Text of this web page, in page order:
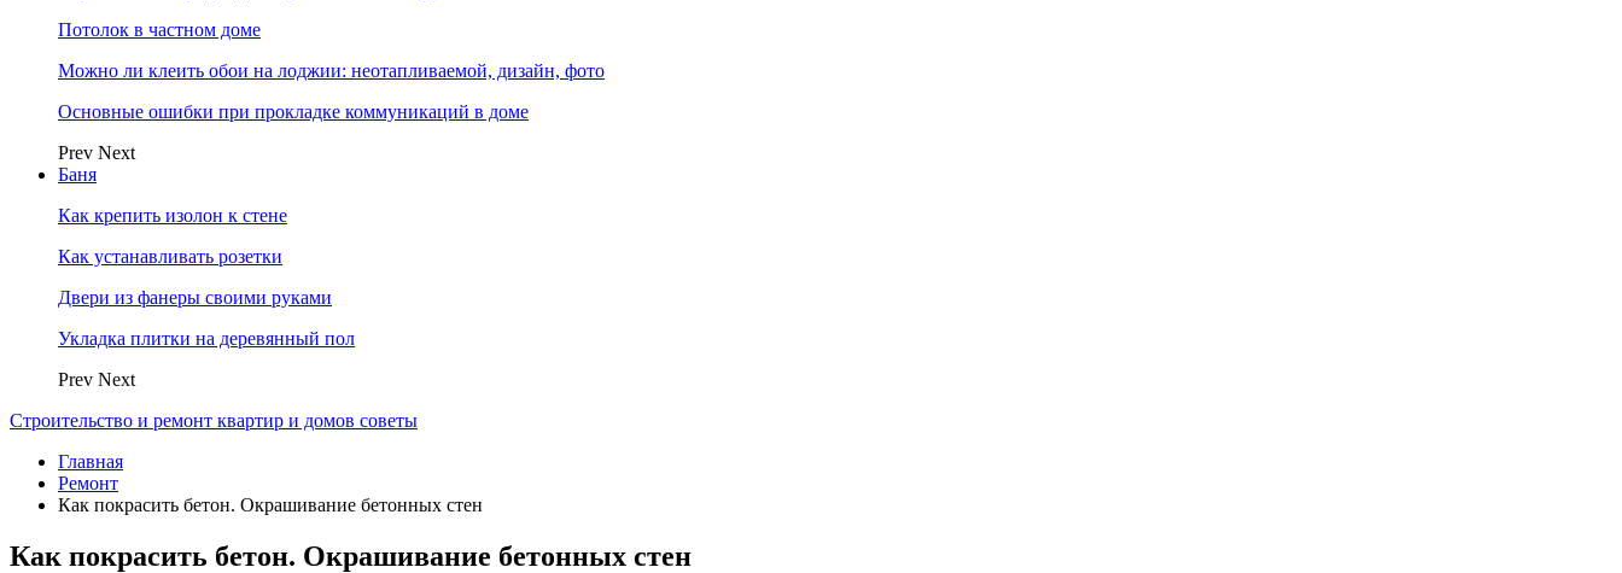
Потолок в частном доме
Можно ли клеить обои на лоджии: неотапливаемой, дизайн, фото
Основные ошибки при прокладке коммуникаций в доме
Prev Next
Баня
Как крепить изолон к стене
Как устанавливать розетки
Двери из фанеры своими руками
Укладка плитки на деревянный пол
Prev Next
Строительство и ремонт квартир и домов советы
Главная
Ремонт
Как покрасить бетон. Окрашивание бетонных стен
Как покрасить бетон. Окрашивание бетонных стен